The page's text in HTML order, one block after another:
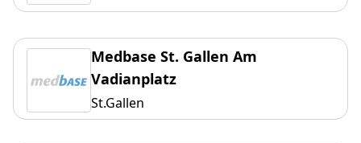
Medbase St. Gallen Am
Vadianplatz
St.Gallen